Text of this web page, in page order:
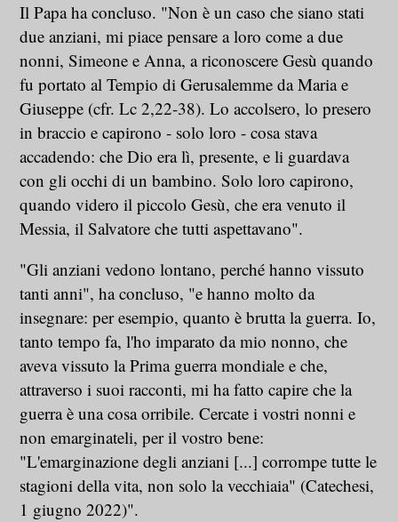
Il Papa ha concluso. "Non è un caso che siano stati
due anziani, mi piace pensare a loro come a due
nonni, Simeone e Anna, a riconoscere Gesù quando
fu portato al Tempio di Gerusalemme da Maria e
Giuseppe (cfr. Lc 2,22-38). Lo accolsero, lo presero
in braccio e capirono - solo loro - cosa stava
accadendo: che Dio era lì, presente, e li guardava
con gli occhi di un bambino. Solo loro capirono,
quando videro il piccolo Gesù, che era venuto il
Messia, il Salvatore che tutti aspettavano".
"Gli anziani vedono lontano, perché hanno vissuto
tanti anni", ha concluso, "e hanno molto da
insegnare: per esempio, quanto è brutta la guerra. Io,
tanto tempo fa, l'ho imparato da mio nonno, che
aveva vissuto la Prima guerra mondiale e che,
attraverso i suoi racconti, mi ha fatto capire che la
guerra è una cosa orribile. Cercate i vostri nonni e
non emarginateli, per il vostro bene:
"L'emarginazione degli anziani [...] corrompe tutte le
stagioni della vita, non solo la vecchiaia" (Catechesi,
1 giugno 2022)".